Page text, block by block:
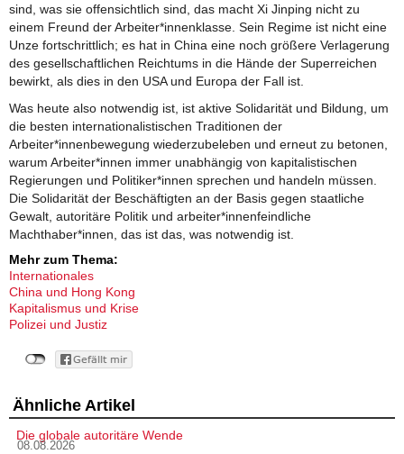
sind, was sie offensichtlich sind, das macht Xi Jinping nicht zu
einem Freund der Arbeiter*innenklasse. Sein Regime ist nicht eine
Unze fortschrittlich; es hat in China eine noch größere Verlagerung
des gesellschaftlichen Reichtums in die Hände der Superreichen
bewirkt, als dies in den USA und Europa der Fall ist.
Was heute also notwendig ist, ist aktive Solidarität und Bildung, um
die besten internationalistischen Traditionen der
Arbeiter*innenbewegung wiederzubeleben und erneut zu betonen,
warum Arbeiter*innen immer unabhängig von kapitalistischen
Regierungen und Politiker*innen sprechen und handeln müssen.
Die Solidarität der Beschäftigten an der Basis gegen staatliche
Gewalt, autoritäre Politik und arbeiter*innenfeindliche
Machthaber*innen, das ist das, was notwendig ist.
Mehr zum Thema:
Internationales
China und Hong Kong
Kapitalismus und Krise
Polizei und Justiz
Ähnliche Artikel
Die globale autoritäre Wende
08.08.2026